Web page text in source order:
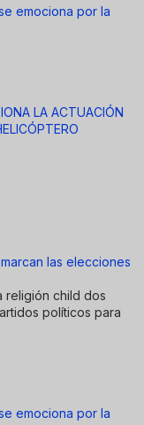
emociona por la
LA ACTUACIÓN
las elecciones
religión child dos
políticos para
emociona por la